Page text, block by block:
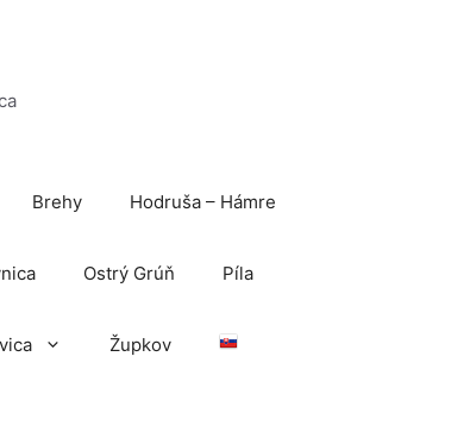
Brehy Hodruša – Hámre
Ostrý Grúň Píla
Župkov